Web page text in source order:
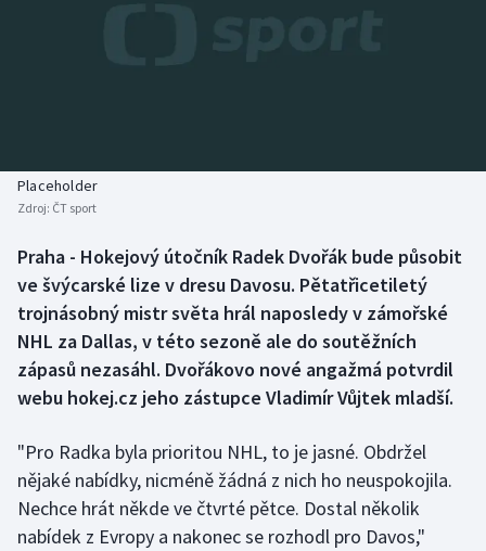
Biatlon
Boby a skeleton
Box
Curling
Florbal
Futsal
Aplikace ČT sport
AZ kvíz
Placeholder
Zdroj: ČT sport
Praha - Hokejový útočník Radek Dvořák bude působit
ve švýcarské lize v dresu Davosu. Pětatřicetiletý
trojnásobný mistr světa hrál naposledy v zámořské
NHL za Dallas, v této sezoně ale do soutěžních
zápasů nezasáhl. Dvořákovo nové angažmá potvrdil
webu hokej.cz jeho zástupce Vladimír Vůjtek mladší.
"Pro Radka byla prioritou NHL, to je jasné. Obdržel
nějaké nabídky, nicméně žádná z nich ho neuspokojila.
Nechce hrát někde ve čtvrté pětce. Dostal několik
nabídek z Evropy a nakonec se rozhodl pro Davos,"